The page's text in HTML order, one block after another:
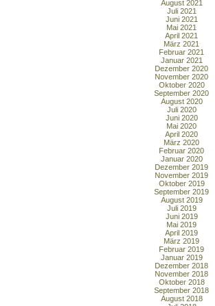
August 2021
Juli 2021
Juni 2021
Mai 2021
April 2021
März 2021
Februar 2021
Januar 2021
Dezember 2020
November 2020
Oktober 2020
September 2020
August 2020
Juli 2020
Juni 2020
Mai 2020
April 2020
März 2020
Februar 2020
Januar 2020
Dezember 2019
November 2019
Oktober 2019
September 2019
August 2019
Juli 2019
Juni 2019
Mai 2019
April 2019
März 2019
Februar 2019
Januar 2019
Dezember 2018
November 2018
Oktober 2018
September 2018
August 2018